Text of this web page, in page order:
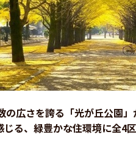
の広さを誇る「光が丘公園」
る、緑豊かな住環境に全4